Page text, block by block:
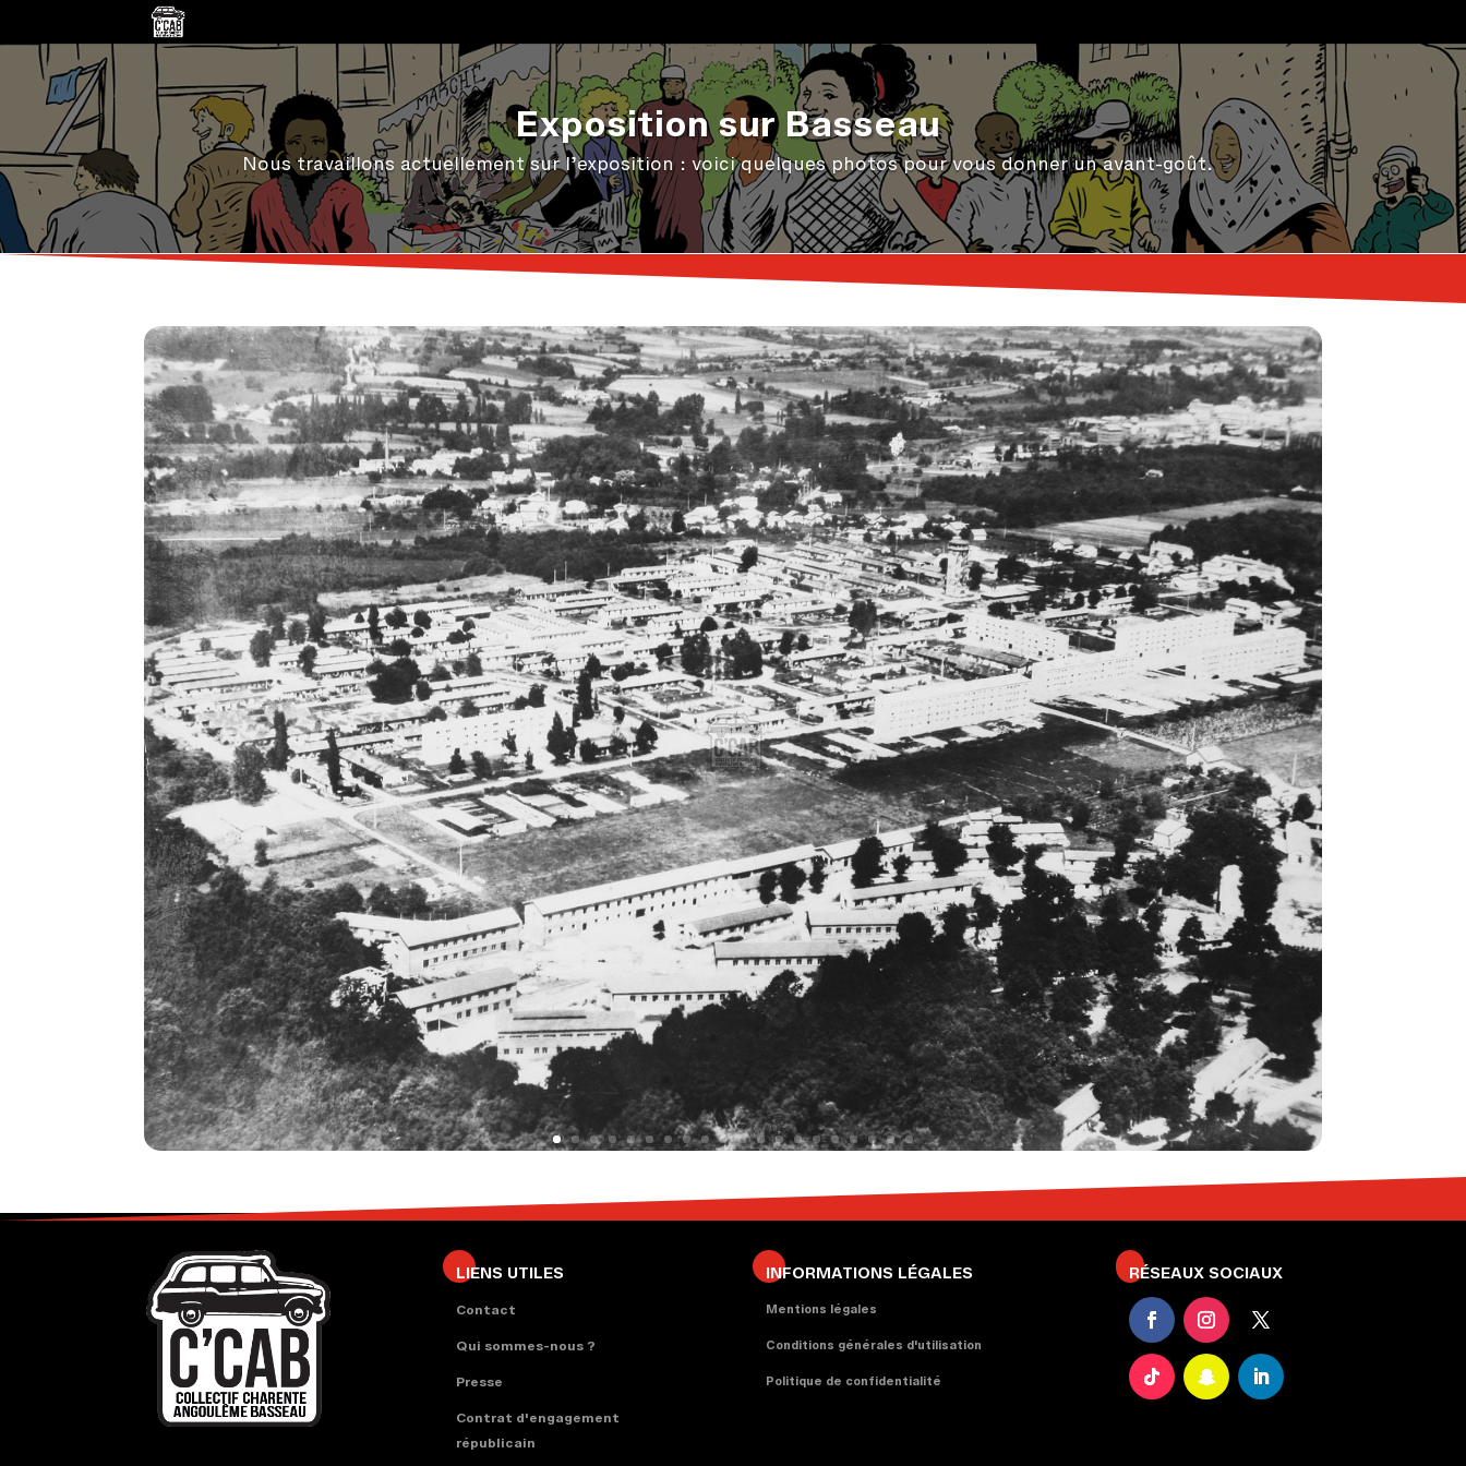
Exposition sur Basseau
Nous travaillons actuellement sur l’exposition : voici quelques photos pour vous donner un avant-goût.
LIENS UTILES
Contact
Qui sommes-nous ?
Presse
Contrat d'engagement
républicain
INFORMATIONS LÉGALES
Mentions légales
Conditions générales d'utilisation
Politique de confidentialité
RÉSEAUX SOCIAUX